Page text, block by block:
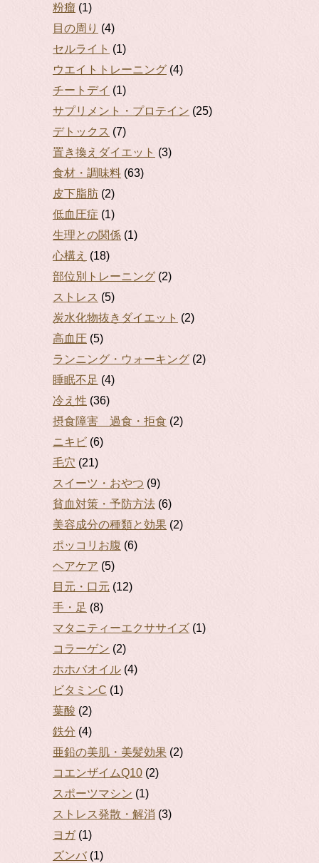
粉瘤 (1)
目の周り (4)
セルライト (1)
ウエイトトレーニング (4)
チートデイ (1)
サプリメント・プロテイン (25)
デトックス (7)
置き換えダイエット (3)
食材・調味料 (63)
皮下脂肪 (2)
低血圧症 (1)
生理との関係 (1)
心構え (18)
部位別トレーニング (2)
ストレス (5)
炭水化物抜きダイエット (2)
高血圧 (5)
ランニング・ウォーキング (2)
睡眠不足 (4)
冷え性 (36)
摂食障害 過食・拒食 (2)
ニキビ (6)
毛穴 (21)
スイーツ・おやつ (9)
貧血対策・予防方法 (6)
美容成分の種類と効果 (2)
ポッコリお腹 (6)
ヘアケア (5)
目元・口元 (12)
手・足 (8)
マタニティーエクササイズ (1)
コラーゲン (2)
ホホバオイル (4)
ビタミンC (1)
葉酸 (2)
鉄分 (4)
亜鉛の美肌・美髪効果 (2)
コエンザイムQ10 (2)
スポーツマシン (1)
ストレス発散・解消 (3)
ヨガ(1)
ズンバ (1)